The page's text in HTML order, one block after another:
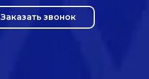
Заказать звонок